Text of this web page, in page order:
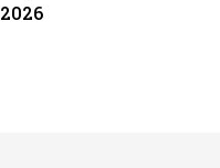
2026